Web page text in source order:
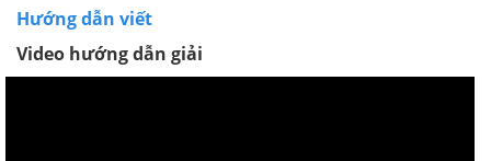
Hướng dẫn viết
Video hướng dẫn giải